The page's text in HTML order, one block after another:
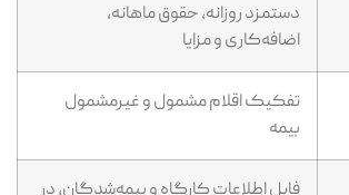
دستمزد روزانه، حقوق ماهانه،
اضافه‌کاری و مزایا
تفکیک اقلام مشمول و غیرمشمول
بیمه